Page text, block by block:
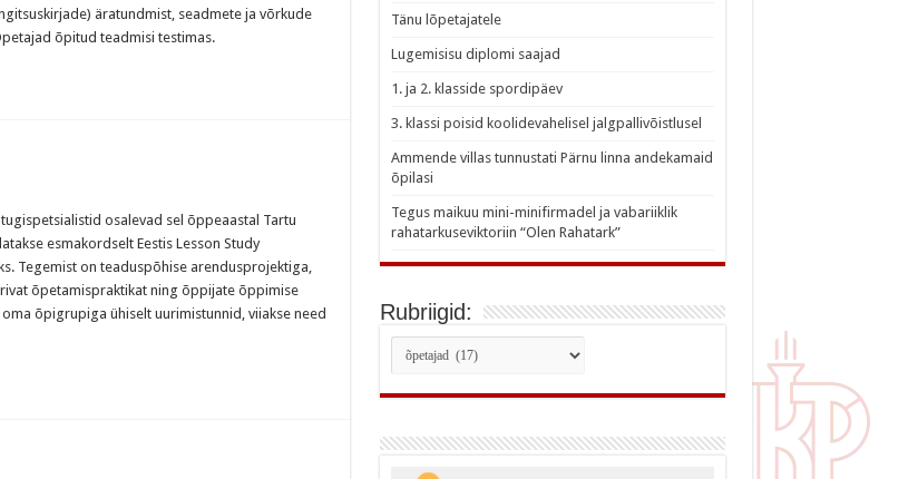
äratundmist, seadmete ja võrkude
õpitud teadmisi testimas.
osalevad sel õppeaastal Tartu
esmakordselt Eestis Lesson Study
Tegemist on teaduspõhise arendusprojektiga,
õpetamispraktikat ning õppijate õppimise
õpigrupiga ühiselt uurimistunnid, viiakse need
Tänu lõpetajatele
Lugemisisu diplomi saajad
1. ja 2. klasside spordipäev
3. klassi poisid koolidevahelisel jalgpallivõistlusel
Ammende villas tunnustati Pärnu linna andekamaid
õpilasi
Tegus maikuu mini-minifirmadel ja vabariiklik
rahatarkuseviktoriin “Olen Rahatark”
Rubriigid:
Rubriigid: